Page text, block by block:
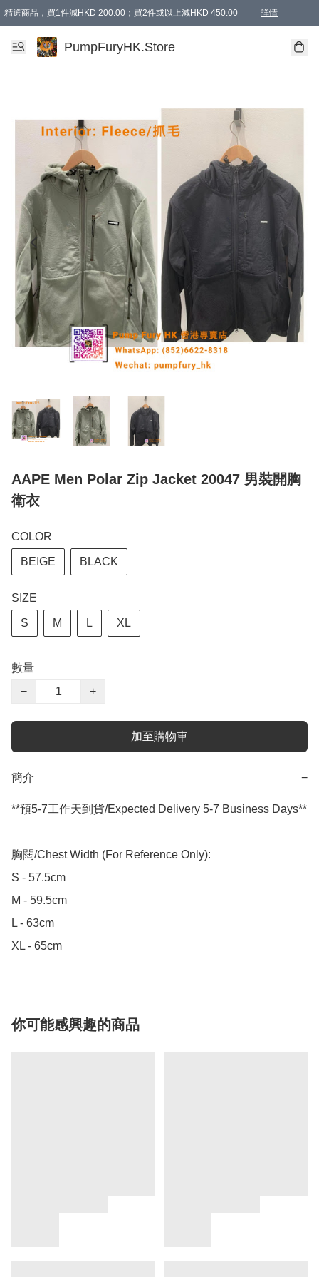
精選商品，買1件減HKD 200.00；買2件或以上減HKD 450.00 詳情
AAPE商品,會員專享9折或以上（按會員等級）AAPE products, members can
精選商品，任選買2件或以上減HKD 100.00
購物滿 HKD 800.00即享免運費優惠！（適用於 特定的送貨方式 )
PumpFuryHK.Store
AAPE Men Polar Zip Jacket 20047 男裝開胸
衛衣
COLOR
BEIGE BLACK
SIZE
S M L XL
數量
−
+
加至購物車
簡介 −
**預5-7工作天到貨/Expected Delivery 5-7 Business Days**
胸闊/Chest Width (For Reference Only):
S - 57.5cm
M - 59.5cm
L - 63cm
XL - 65cm
你可能感興趣的商品